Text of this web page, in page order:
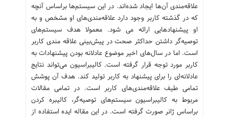
علاقه‌مندی آن‌ها ایجاد شده‌اند. در این سیستم‌ها براساس آنچه
که در گذشته کاربر وجود دارد علاقه‌مندی‌های او مشخص و به
او پیشنهادهایی ارائه می شود. معمولا هدف سیستم‌های
توصیه‌گر داشتن حداکثر صحت در پیش‌بینی علاقه مندی کاربر
است. اما در سال‌های اخیر موضوع عادلانه بودن پیشنهادات به
کاربر مورد توجه قرار گرفته است. کالیبراسیون می‌تواند نتایج
عادلانه‌ای را برای پیشنهاد به کاربر تولید کند. هدف آن پوشش
تمامی طیف علاقه‌مندی‌های کاربر است. در تمامی مقالات
مربوط به کالیبراسیون سیستم‌های توصیه‌گر، کالیبره کردن
براساس ژانر صورت گرفته است. در این مقاله ایده استفاده از